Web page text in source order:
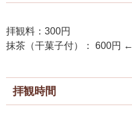
拝観料：300円
抹茶（干菓子付）： 600円 ←
拝観時間